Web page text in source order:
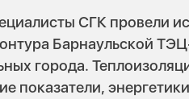
СГК провели
Барнаульской
города.
показатели,